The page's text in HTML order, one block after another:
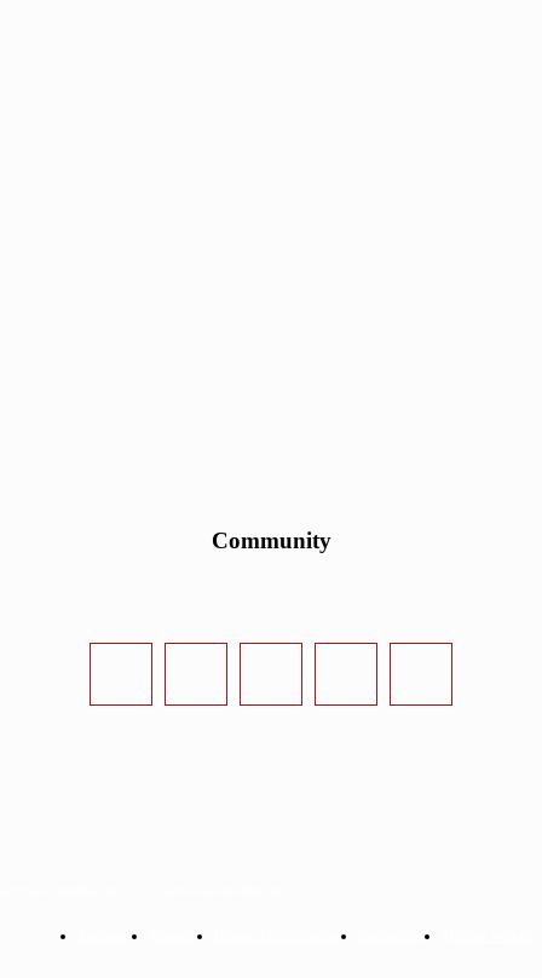
Community